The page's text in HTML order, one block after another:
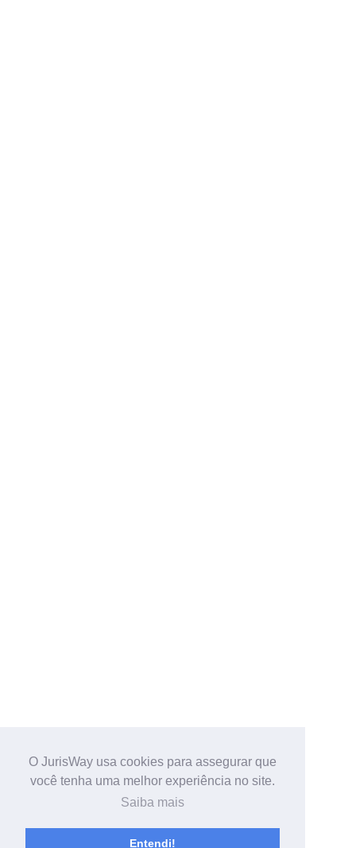
O JurisWay usa cookies para assegurar que
você tenha uma melhor experiência no site.
Saiba mais
Entendi!